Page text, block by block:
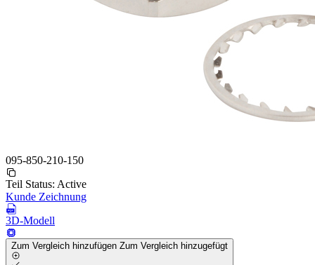
095-850-210-150
Teil Status: Active
Kunde Zeichnung
3D-Modell
Zum Vergleich hinzufügen Zum Vergleich hinzugefügt